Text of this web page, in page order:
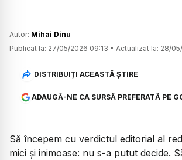
Autor: Mihai Dinu
Publicat la: 27/05/2026 09:13 • Actualizat la: 28/
DISTRIBUIȚI ACEASTĂ ȘTIRE
ADAUGĂ-NE CA SURSĂ PREFERATĂ PE
Să începem cu verdictul editorial al
mici și inimoase: nu s-a putut decide.